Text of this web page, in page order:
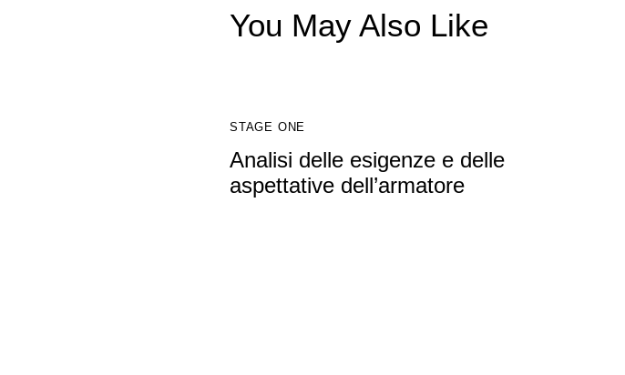
You May Also Like
STAGE ONE
Analisi delle esigenze e delle
aspettative dell’armatore